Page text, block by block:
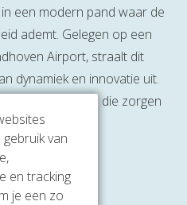
een modern pand waar de
ademt. Gelegen op een
Airport, straalt dit
dynamiek en innovatie uit.
en lichte tinten die zorgen
van
en tracking
je een zo